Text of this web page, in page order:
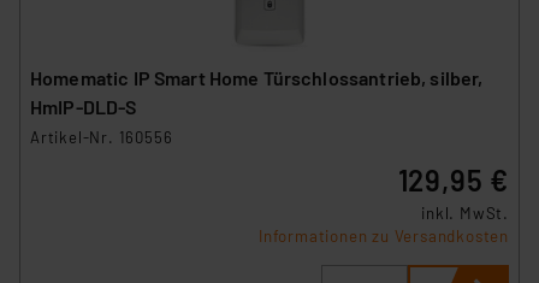
Homematic IP Smart Home Türschlossantrieb, silber,
HmIP-DLD-S
Artikel-Nr. 160556
129,95 €
inkl. MwSt.
Informationen zu Versandkosten